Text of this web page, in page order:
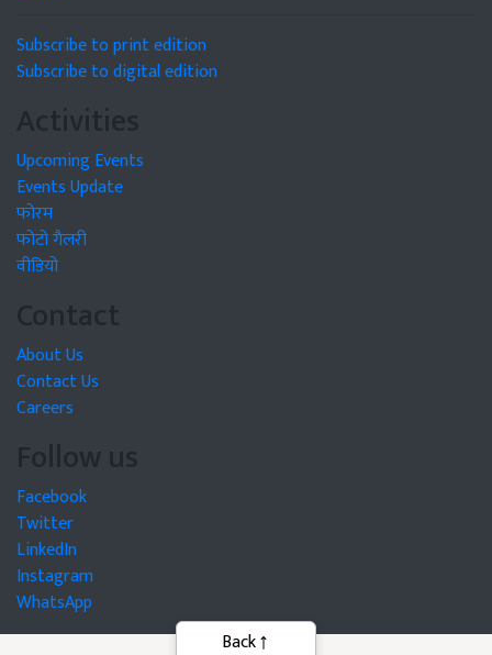
Subscribe to print edition
Subscribe to digital edition
Activities
Upcoming Events
Events Update
फोरम
फोटो गैलरी
वीडियो
Contact
About Us
Contact Us
Careers
Follow us
Facebook
Twitter
LinkedIn
Instagram
WhatsApp